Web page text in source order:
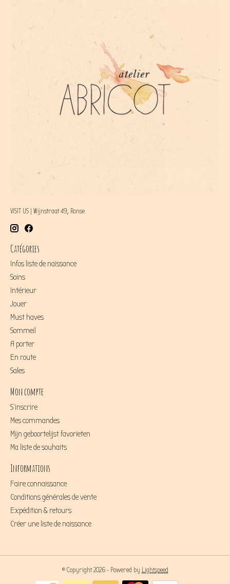
VISIT US | Wijnstraat 49, Ronse
Catégories
Infos liste de naissance
Soins
Intérieur
Jouer
Must haves
Sommeil
A porter
En route
Sales
Mon compte
S'inscrire
Mes commandes
Mijn geboortelijst favorieten
Ma liste de souhaits
Informations
Faire connaissance
Conditions générales de vente
Expédition & retours
Créer une liste de naissance
© Copyright 2026 - Powered by Lightspeed